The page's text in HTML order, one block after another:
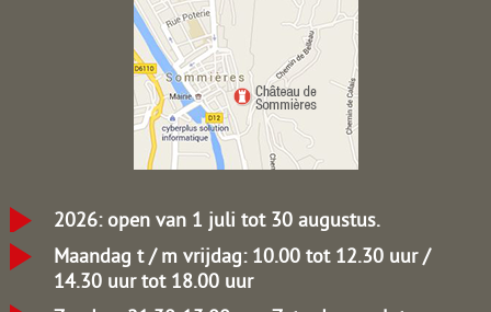
2026: open van 1 juli tot 30 augustus.
Maandag t / m vrijdag: 10.00 tot 12.30 uur /
14.30 uur tot 18.00 uur